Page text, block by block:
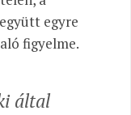
egyre
figyelme.
által